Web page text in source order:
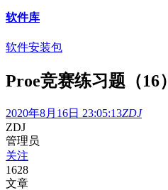
软件库
软件安装包
Proe竞赛练习题（16）
2020年8月16日 23:05:13ZDJ
ZDJ
管理员
关注
1628
文章